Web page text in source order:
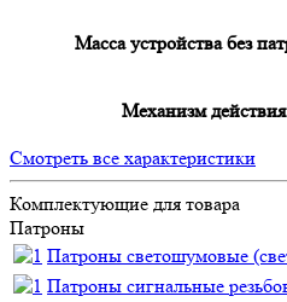
Масса устройства без
Механизм действия
Смотреть все характеристики
Комплектующие для товара
Патроны
Патроны светошумовые
Патроны сигнальные